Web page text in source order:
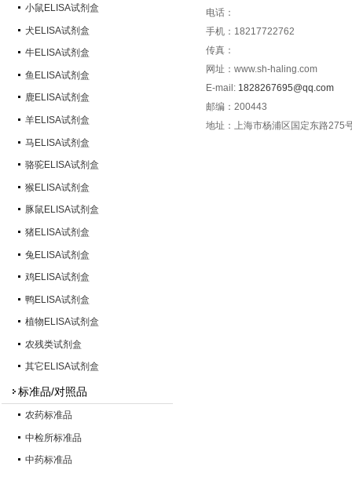
小鼠ELISA试剂盒
犬ELISA试剂盒
牛ELISA试剂盒
鱼ELISA试剂盒
鹿ELISA试剂盒
羊ELISA试剂盒
马ELISA试剂盒
骆驼ELISA试剂盒
猴ELISA试剂盒
豚鼠ELISA试剂盒
猪ELISA试剂盒
兔ELISA试剂盒
鸡ELISA试剂盒
鸭ELISA试剂盒
植物ELISA试剂盒
农残类试剂盒
其它ELISA试剂盒
标准品/对照品
农药标准品
中检所标准品
中药标准品
电话：
手机： 18217722762
传真：
网址：www.sh-haling.com
E-mail: 1828267695@qq.com
邮编： 200443
地址 ： 上海市杨浦区国定东路275